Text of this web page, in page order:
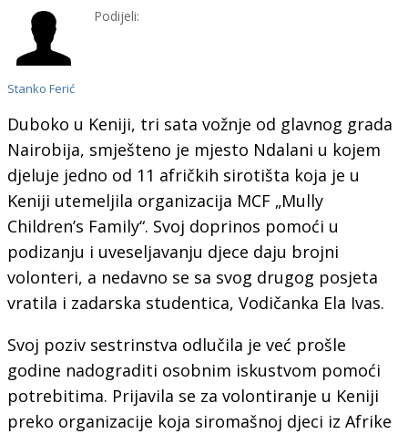
Stanko Ferić
Podijeli:
Duboko u Keniji, tri sata vožnje od glavnog grada
Nairobija, smješteno je mjesto Ndalani u kojem
djeluje jedno od 11 afričkih sirotišta koja je u
Keniji utemeljila organizacija MCF „Mully
Children’s Family“. Svoj doprinos pomoći u
podizanju i uveseljavanju djece daju brojni
volonteri, a nedavno se sa svog drugog posjeta
vratila i zadarska studentica, Vodičanka Ela Ivas.
Svoj poziv sestrinstva odlučila je već prošle
godine nadograditi osobnim iskustvom pomoći
potrebitima. Prijavila se za volontiranje u Keniji
preko organizacije koja siromašnoj djeci iz Afrike